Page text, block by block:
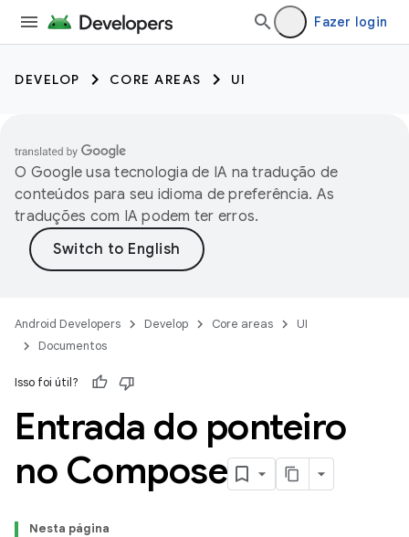
Fazer login
DEVELOP CORE AREAS UI
O Google usa tecnologia de IA na tradução de
conteúdos para seu idioma de preferência. As
traduções com IA podem ter erros.
Android Developers Develop Core areas
UI
Documentos
Isso foi útil?
Entrada do ponteiro
no Compose
Nesta página